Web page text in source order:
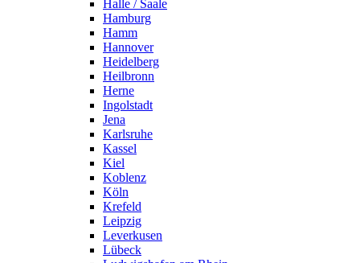
Halle / Saale
Hamburg
Hamm
Hannover
Heidelberg
Heilbronn
Herne
Ingolstadt
Jena
Karlsruhe
Kassel
Kiel
Koblenz
Köln
Krefeld
Leipzig
Leverkusen
Lübeck